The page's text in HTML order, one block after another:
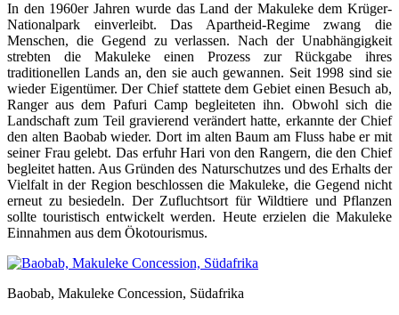
In den 1960er Jahren wurde das Land der Makuleke dem Krüger-
Nationalpark einverleibt. Das Apartheid-Regime zwang die
Menschen, die Gegend zu verlassen. Nach der Unabhängigkeit
strebten die Makuleke einen Prozess zur Rückgabe ihres
traditionellen Lands an, den sie auch gewannen. Seit 1998 sind sie
wieder Eigentümer. Der Chief stattete dem Gebiet einen Besuch ab,
Ranger aus dem Pafuri Camp begleiteten ihn. Obwohl sich die
Landschaft zum Teil gravierend verändert hatte, erkannte der Chief
den alten Baobab wieder. Dort im alten Baum am Fluss habe er mit
seiner Frau gelebt. Das erfuhr Hari von den Rangern, die den Chief
begleitet hatten. Aus Gründen des Naturschutzes und des Erhalts der
Vielfalt in der Region beschlossen die Makuleke, die Gegend nicht
erneut zu besiedeln. Der Zufluchtsort für Wildtiere und Pflanzen
sollte touristisch entwickelt werden. Heute erzielen die Makuleke
Einnahmen aus dem Ökotourismus.
Baobab, Makuleke Concession, Südafrika